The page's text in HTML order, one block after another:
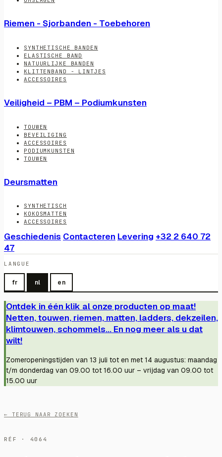
Riemen - Sjorbanden - Toebehoren
SYNTHETISCHE BANDEN
ELASTISCHE BAND
NATUURLIJKE BANDEN
KLITTENBAND - LINTJES
ACCESSOIRES
Veiligheid – PBM – Podiumkunsten
TOUWEN
BEVEILIGING
ACCESSOIRES
PODIUMKUNSTEN
TOUWEN
Deursmatten
SYNTHETISCH
KOKOSMATTEN
ACCESSOIRES
Geschiedenis Contacteren Levering +32 2 640 72
47
LANGUE
fr nl en
Ontdek in één klik al onze producten op maat!
Netten, touwen, riemen, matten, ladders, dekzeilen,
klimtouwen, schommels... En nog meer als u dat
wilt!
Zomeropeningstijden van 13 juli tot en met 14 augustus: maandag
t/m donderdag van 09.00 tot 16.00 uur – vrijdag van 09.00 tot
15.00 uur
← TERUG NAAR ZOEKEN
RÉF · 4064